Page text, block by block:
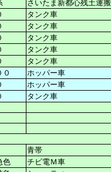
さいたま新都心残土運搬
タンク車
タンク車
タンク車
タンク車
タンク車
０
ホッパー車
ホッパー車
タンク車
青帯
色
チビ電Ｍ車